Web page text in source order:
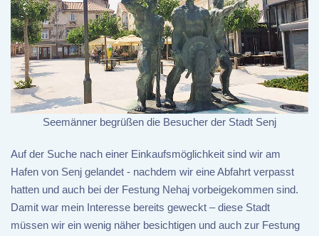
Seemänner begrüßen die Besucher der Stadt Senj
Auf der Suche nach einer Einkaufsmöglichkeit sind wir am
Hafen von Senj gelandet - nachdem wir eine Abfahrt verpasst
hatten und auch bei der Festung Nehaj vorbeigekommen sind.
Damit war mein Interesse bereits geweckt – diese Stadt
müssen wir ein wenig näher besichtigen und auch zur Festung